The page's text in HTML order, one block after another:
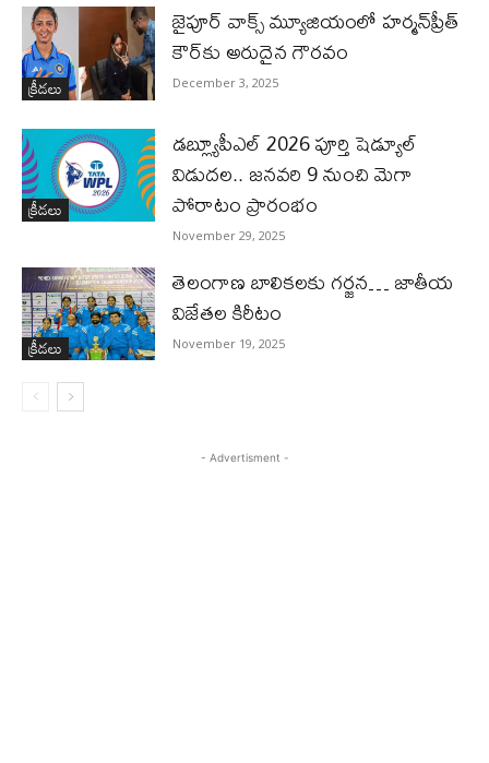
క్రీడలు
జైపూర్ వాక్స్ మ్యూజియంలో హర్మన్‌ప్రీత్
కౌర్‌కు అరుదైన గౌరవం
December 3, 2025
క్రీడలు
డబ్ల్యూపీఎల్ 2026 పూర్తి షెడ్యూల్
విడుదల.. జనవరి 9 నుంచి మెగా
పోరాటం ప్రారంభం
November 29, 2025
క్రీడలు
తెలంగాణ బాలికలకు గర్జన… జాతీయ
విజేతల కిరీటం
November 19, 2025
- Advertisment -